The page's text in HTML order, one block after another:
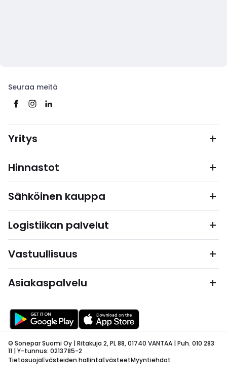
Seuraa meitä
Yritys
Hinnastot
Sähköinen kauppa
Logistiikan palvelut
Vastuullisuus
Asiakaspalvelu
© Sonepar Suomi Oy | Ritakuja 2, PL 88, 01740 VANTAA | Puh. 010 283
11 | Y-tunnus: 0213785-2
TietosuojaEvästeiden hallintaEvästeetMyyntiehdot